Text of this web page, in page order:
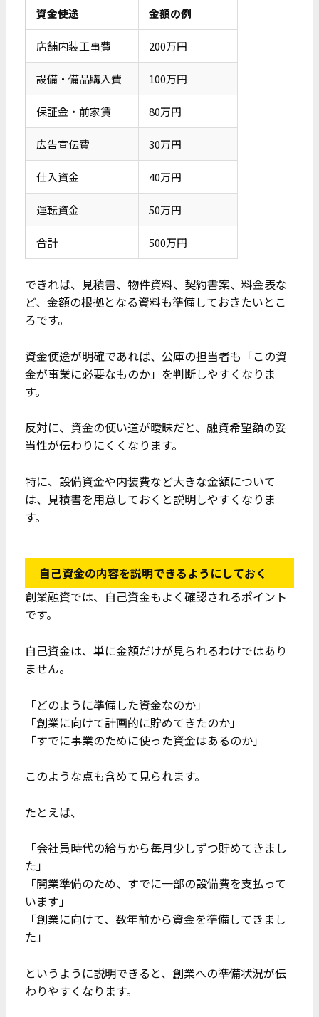
資金使途 金額の例
店舗内装工事費 200万円
設備・備品購入費 100万円
保証金・前家賃 80万円
広告宣伝費 30万円
仕入資金 40万円
運転資金 50万円
合計 500万円
できれば、見積書、物件資料、契約書案、料金表な
ど、金額の根拠となる資料も準備しておきたいとこ
ろです。
資金使途が明確であれば、公庫の担当者も「この資
金が事業に必要なものか」を判断しやすくなりま
す。
反対に、資金の使い道が曖昧だと、融資希望額の妥
当性が伝わりにくくなります。
特に、設備資金や内装費など大きな金額について
は、見積書を用意しておくと説明しやすくなりま
す。
自己資金の内容を説明できるようにしておく
創業融資では、自己資金もよく確認されるポイント
です。
自己資金は、単に金額だけが見られるわけではあり
ません。
「どのように準備した資金なのか」
「創業に向けて計画的に貯めてきたのか」
「すでに事業のために使った資金はあるのか」
このような点も含めて見られます。
たとえば、
「会社員時代の給与から毎月少しずつ貯めてきまし
た」
「開業準備のため、すでに一部の設備費を支払って
います」
「創業に向けて、数年前から資金を準備してきまし
た」
というように説明できると、創業への準備状況が伝
わりやすくなります。